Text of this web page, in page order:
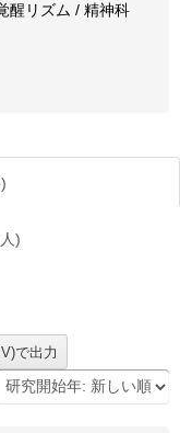
醒リズム / 精神科
人)